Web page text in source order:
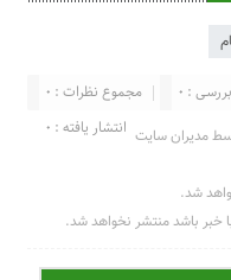
مجموع نظرات : 0
: 0
انتشار یافته : 0 مدیران سایت
شد.
خبر باشد منتشر نخواهد شد.